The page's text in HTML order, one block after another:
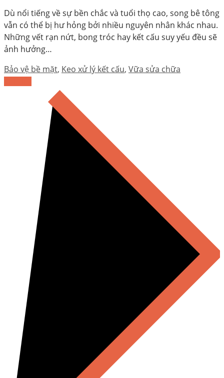
Dù nổi tiếng về sự bền chắc và tuổi thọ cao, song bê tông
vẫn có thể bị hư hỏng bởi nhiều nguyên nhân khác nhau.
Những vết rạn nứt, bong tróc hay kết cấu suy yếu đều sẽ
ảnh hưởng…
Bảo vệ bề mặt, Keo xử lý kết cấu, Vữa sửa chữa